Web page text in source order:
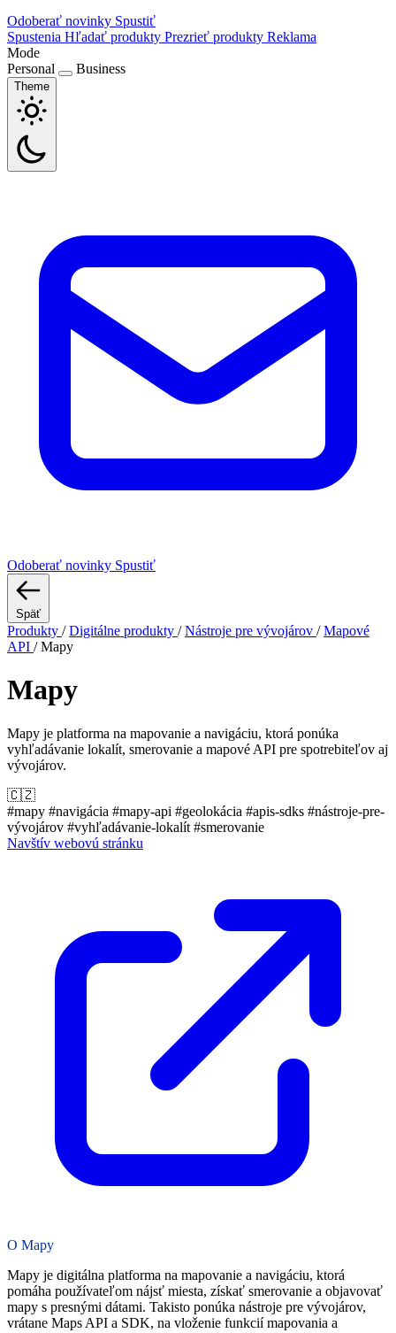
Odoberať novinky Spustiť
Spustenia Hľadať produkty Prezrieť produkty Reklama
Mode
Personal
Business
Theme
Odoberať novinky Spustiť
Späť
Produkty / Digitálne produkty / Nástroje pre vývojárov / Mapové
API / Mapy
Mapy
Mapy je platforma na mapovanie a navigáciu, ktorá ponúka
vyhľadávanie lokalít, smerovanie a mapové API pre spotrebiteľov aj
vývojárov.
🇨🇿
#mapy #navigácia #mapy-api #geolokácia #apis-sdks #nástroje-pre-
vývojárov #vyhľadávanie-lokalít #smerovanie
Navštív webovú stránku
O Mapy
Mapy je digitálna platforma na mapovanie a navigáciu, ktorá
pomáha používateľom nájsť miesta, získať smerovanie a objavovať
mapy s presnými dátami. Takisto ponúka nástroje pre vývojárov,
vrátane Maps API a SDK, na vloženie funkcií mapovania a